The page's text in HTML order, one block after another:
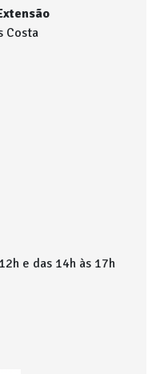
Costa
e das 14h às 17h